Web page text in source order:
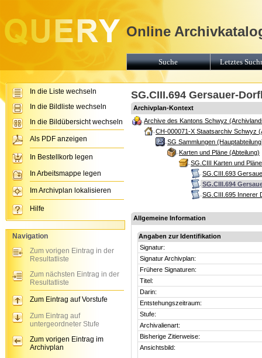
SG.CIII.694 Gersauer-
Archivplan-Kontext
Archive des Kantons Schwyz
CH-000071-X Staatsarchiv Schwyz
SG Sammlungen
Karten und Pläne (Abteilung)
SG.CIII Karten und
SG.CIII.693
SG.CIII.694
SG.CIII.695 Innerer
Allgemeine Information
Angaben zur Identifikation
Signatur:
Signatur Archivplan:
Frühere Signaturen:
Titel:
Darin:
Entstehungszeitraum:
Stufe:
Archivalienart:
Bisherige Zitierweise:
Ansichtsbild:
Online
Suche Letztes
In die Liste wechseln
In die Bildliste wechseln
In die Bildübersicht wechseln
Als PDF anzeigen
In Bestellkorb legen
In Arbeitsmappe legen
Im Archivplan lokalisieren
Hilfe
Navigation
Zum vorigen Eintrag in der
Resultatliste
Zum nächsten Eintrag in der
Resultatliste
Zum Eintrag auf Vorstufe
Zum Eintrag auf
untergeordneter Stufe
Zum vorigen Eintrag im
Archivplan